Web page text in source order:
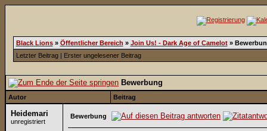
Black Lions» Öffentlicher Bereich » Join Us! - Dark Age of Camelot»
Letzter Beitrag| Erster ungelesener Beitrag
Bewerbung
Autor Beitrag
Heidemari
unregistriert
Bewerbung